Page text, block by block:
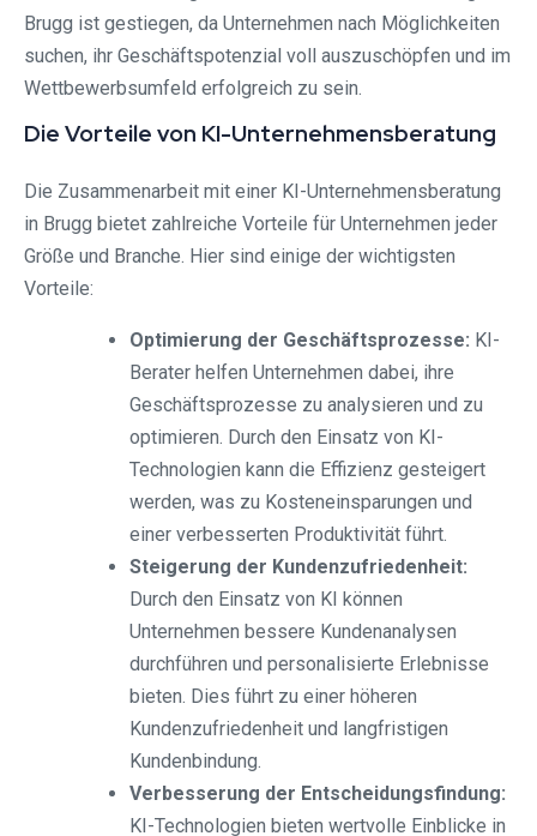
Brugg ist gestiegen, da Unternehmen nach Möglichkeiten
suchen, ihr Geschäftspotenzial voll auszuschöpfen und im
Wettbewerbsumfeld erfolgreich zu sein.
Die Vorteile von KI-Unternehmensberatung
Die Zusammenarbeit mit einer KI-Unternehmensberatung
in Brugg bietet zahlreiche Vorteile für Unternehmen jeder
Größe und Branche. Hier sind einige der wichtigsten
Vorteile:
Optimierung der Geschäftsprozesse: KI-
Berater helfen Unternehmen dabei, ihre
Geschäftsprozesse zu analysieren und zu
optimieren. Durch den Einsatz von KI-
Technologien kann die Effizienz gesteigert
werden, was zu Kosteneinsparungen und
einer verbesserten Produktivität führt.
Steigerung der Kundenzufriedenheit:
Durch den Einsatz von KI können
Unternehmen bessere Kundenanalysen
durchführen und personalisierte Erlebnisse
bieten. Dies führt zu einer höheren
Kundenzufriedenheit und langfristigen
Kundenbindung.
Verbesserung der Entscheidungsfindung:
KI-Technologien bieten wertvolle Einblicke in